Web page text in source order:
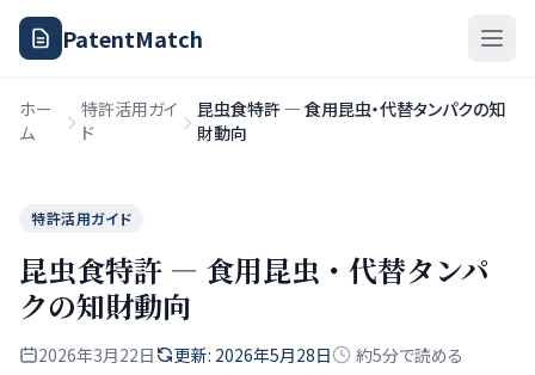
PatentMatch
ホー
ム
特許活用ガイ
ド
昆虫食特許 — 食用昆虫・代替タンパクの知
財動向
特許活用ガイド
昆虫食特許 — 食用昆虫・代替タンパ
クの知財動向
2026年3月22日 更新: 2026年5月28日 約5分で読める